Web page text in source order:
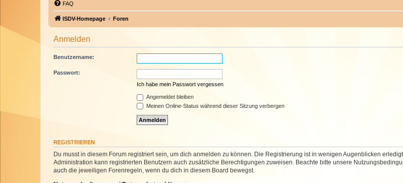
FAQ
ISDV-Homepage Foren
Anmelden
Benutzername:
Passwort:
Ich habe mein Passwort vergessen
Angemeldet bleiben
Meinen Online-Status während dieser Sitzung verbergen
REGISTRIEREN
Du musst in diesem Forum registriert sein, um dich anmelden zu können. Die Registrierung ist in wenigen Augenblicken
Administration kann registrierten Benutzern auch zusätzliche Berechtigungen zuweisen. Beachte bitte unsere
auch die jeweiligen Forenregeln, wenn du dich in diesem Board bewegst.